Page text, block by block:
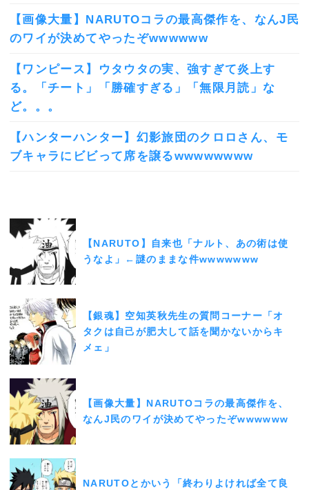
【画像大量】NARUTOコラの最高傑作を、なんJ民
のワイが決めてやったぞwwwwww
【ワンピース】ウタウタの実、強すぎて炎上す
る。「チート」「勝確すぎる」「無限月読」な
ど。。。
【ハンターハンター】幻影旅団のクロロさん、モ
ブキャラにビビって席を譲るwwwwwwww
【NARUTO】自来也「ナルト、あの術は使
うなよ」←謎のままな件wwwwwww
【銀魂】空知英秋先生の質問コーナー「オ
タクは自己が肥大して話を聞かないからキ
メェ」
【画像大量】NARUTOコラの最高傑作を、
なんJ民のワイが決めてやったぞwwwwww
NARUTOとかいう「終わりよければ全て良